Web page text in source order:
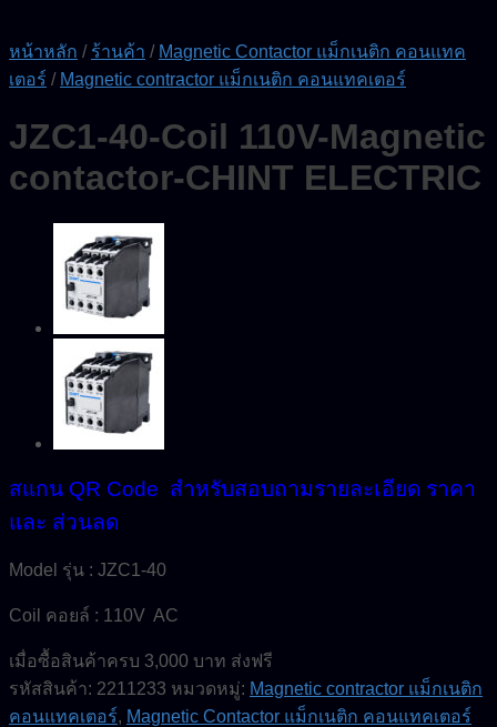
หน้าหลัก / ร้านค้า / Magnetic Contactor แม็กเนติก คอนแทค
เตอร์ / Magnetic contractor แม็กเนติก คอนแทคเตอร์
JZC1-40-Coil 110V-Magnetic
contactor-CHINT ELECTRIC
สแกน QR Code สำหรับสอบถามรายละเอียด ราคา
และ ส่วนลด
Model รุ่น : JZC1-40
Coil คอยล์ : 110V AC
เมื่อซื้อสินค้าครบ 3,000 บาท ส่งฟรี
รหัสสินค้า: 2211233 หมวดหมู่: Magnetic contractor แม็กเนติก
คอนแทคเตอร์, Magnetic Contactor แม็กเนติก คอนแทคเตอร์